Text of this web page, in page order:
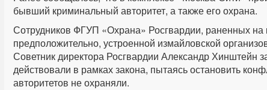
бывший криминальный авторитет, а также его охрана.
Сотрудников ФГУП «Охрана» Росгвардии, раненных на
предположительно, устроенной измайловской
Советник директора Росгвардии Александр Хинштейн
действовали в рамках закона, пытаясь остановить
авторитетов не охраняли.